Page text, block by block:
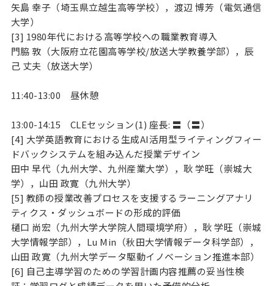
矢島 幸子（埼玉県立越生高等学校），渡辺 博芳（電気通信
大学）
[3] 1980年代における高等学校への職業教育導入
門脇 敦（大阪府立花園高等学校/放送大学教養学部），辰
己 丈夫（放送大学）
11:40-13:00 昼休憩
13:00-14:15 CLEセッション(1) 座長: 〓（〓）
[4] 大学英語教育における生成AI活用型ライティングフィー
ドバックシステムを組み込んだ授業デザイン
田中 早代（九州大学、九州産業大学），耿 学旺（崇城大
学），山田 政寛（九州大学）
[5] 教師の授業改善プロセスを支援するラーニングアナリ
ティクス・ダッシュボードの形成的評価
樋口 尚宏（九州大学大学院人間環境学府），耿 学旺（崇城
大学情報学部），Lu Min（秋田大学情報データ科学部），
山田 政寛（九州大学データ駆動イノベーション推進本部）
[6] 自己主導学習のための学習計画内容推薦の妥当性検